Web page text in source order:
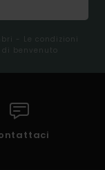
- Le condizioni
benvenuto